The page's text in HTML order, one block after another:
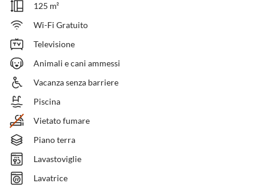
125 m²
Wi-Fi Gratuito
Televisione
Animali e cani ammessi
Vacanza senza barriere
Piscina
Vietato fumare
Piano terra
Lavastoviglie
Lavatrice